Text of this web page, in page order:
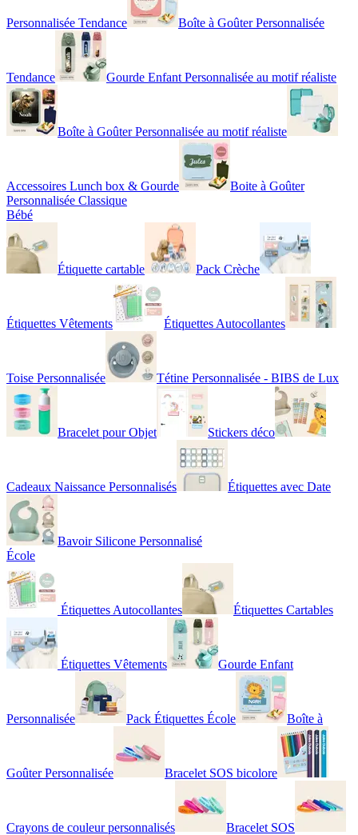
Personnalisée Tendance Boîte à Goûter Personnalisée
Tendance Gourde Enfant Personnalisée au motif réaliste
Boîte à Goûter Personnalisée au motif réaliste
Accessoires Lunch box & Gourde
Boite à Goûter
Personnalisée Classique
Bébé
Étiquette cartable Pack Crèche
Étiquettes Vêtements Étiquettes Autocollantes
Toise Personnalisée Tétine Personnalisée - BIBS de Lux
Bracelet pour Objet Stickers déco
Cadeaux Naissance Personnalisés Étiquettes avec Date
Bavoir Silicone Personnalisé
École
Étiquettes Autocollantes Étiquettes Cartables
Étiquettes Vêtements Gourde Enfant
Personnalisée Pack Étiquettes École Boîte à
Goûter Personnalisée Bracelet SOS bicolore
Crayons de couleur personnalisés Bracelet SOS